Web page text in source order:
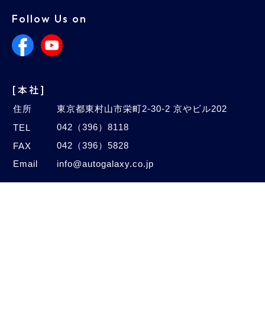
Follow Us on
[本社]
住所
東京都東村山市栄町2-30-2 京やビル202
TEL
042（396）8118
FAX
042（396）5828
Email
info@autogalaxy.co.jp